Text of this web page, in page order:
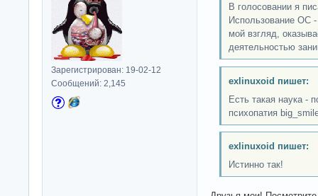
Зарегистрирован: 19-02-12
Сообщений: 2,145
В голосовании я
Использование OC
мой взгляд,
деятельностью
exlinuxoid пишет:
Есть такая наука -
психопатия
exlinuxoid пишет:
Истинно так!